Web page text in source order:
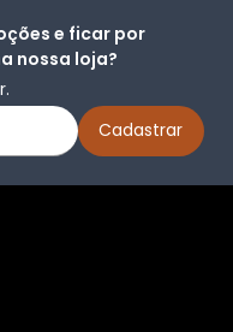
e ficar por
nossa loja?